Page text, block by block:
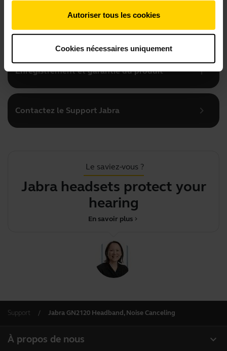
Autoriser tous les cookies
Cookies nécessaires uniquement
Accessoires add
Enregistrement et garantie du produit add
Contactez le Support Jabra chevron_right
Le saviez-vous ?
Jabra headsets protect your
hearing
chevron_right
En savoir plus
Support Jabra GN2120 Headband, Noise Canceling
expand_more
À propos de nous